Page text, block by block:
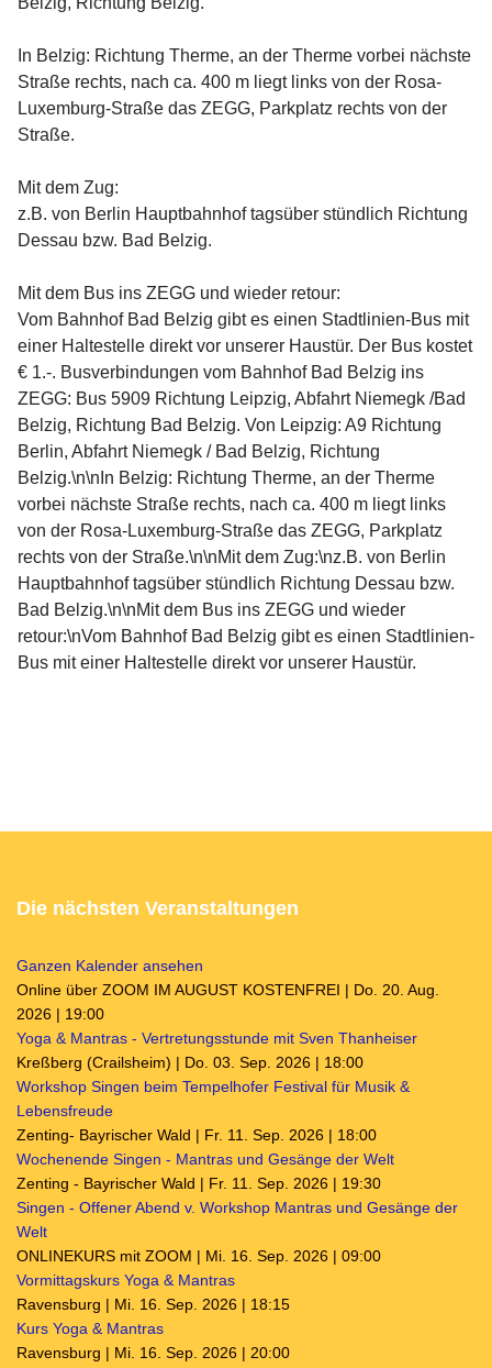
In Belzig: Richtung Therme, an der Therme vorbei nächste
Straße rechts, nach ca. 400 m liegt links von der Rosa-
Luxemburg-Straße das ZEGG, Parkplatz rechts von der
Straße.
Mit dem Zug:
z.B. von Berlin Hauptbahnhof tagsüber stündlich Richtung
Dessau bzw. Bad Belzig.
Mit dem Bus ins ZEGG und wieder retour:
Vom Bahnhof Bad Belzig gibt es einen Stadtlinien-Bus mit
einer Haltestelle direkt vor unserer Haustür. Der Bus kostet
€ 1.-. Busverbindungen vom Bahnhof Bad Belzig ins
ZEGG: Bus 5909 Richtung Leipzig, Abfahrt Niemegk /Bad
Belzig, Richtung Bad Belzig. Von Leipzig: A9 Richtung
Berlin, Abfahrt Niemegk / Bad Belzig, Richtung
Belzig.\n\nIn Belzig: Richtung Therme, an der Therme
vorbei nächste Straße rechts, nach ca. 400 m liegt links
von der Rosa-Luxemburg-Straße das ZEGG, Parkplatz
rechts von der Straße.\n\nMit dem Zug:\nz.B. von Berlin
Hauptbahnhof tagsüber stündlich Richtung Dessau bzw.
Bad Belzig.\n\nMit dem Bus ins ZEGG und wieder
retour:\nVom Bahnhof Bad Belzig gibt es einen Stadtlinien-
Bus mit einer Haltestelle direkt vor unserer Haustür.
Die nächsten Veranstaltungen
Ganzen Kalender ansehen
Online über ZOOM IM AUGUST KOSTENFREI | Do. 20. Aug.
2026 | 19:00
Yoga & Mantras - Vertretungsstunde mit Sven Thanheiser
Kreßberg (Crailsheim) | Do. 03. Sep. 2026 | 18:00
Workshop Singen beim Tempelhofer Festival für Musik &
Lebensfreude
Zenting- Bayrischer Wald | Fr. 11. Sep. 2026 | 18:00
Wochenende Singen - Mantras und Gesänge der Welt
Zenting - Bayrischer Wald | Fr. 11. Sep. 2026 | 19:30
Singen - Offener Abend v. Workshop Mantras und Gesänge der
Welt
ONLINEKURS mit ZOOM | Mi. 16. Sep. 2026 | 09:00
Vormittagskurs Yoga & Mantras
Ravensburg | Mi. 16. Sep. 2026 | 18:15
Kurs Yoga & Mantras
Ravensburg | Mi. 16. Sep. 2026 | 20:00